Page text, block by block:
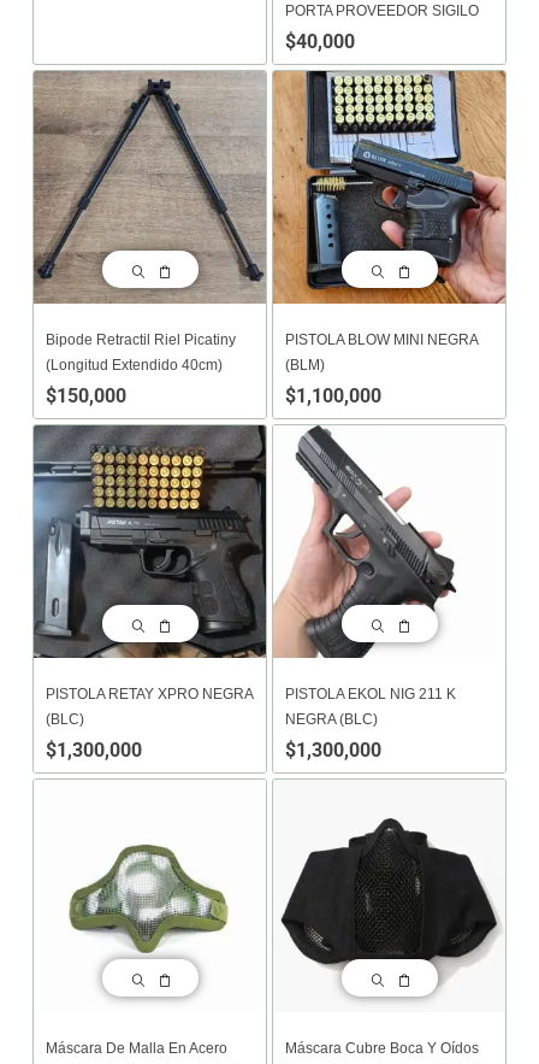
PORTA PROVEEDOR SIGILO
$40,000
Bipode Retractil Riel Picatiny
(Longitud Extendido 40cm)
$150,000
PISTOLA BLOW MINI NEGRA
(BLM)
$1,100,000
PISTOLA RETAY XPRO NEGRA
(BLC)
$1,300,000
PISTOLA EKOL NIG 211 K
NEGRA (BLC)
$1,300,000
Máscara De Malla En Acero
Máscara Cubre Boca Y Oídos